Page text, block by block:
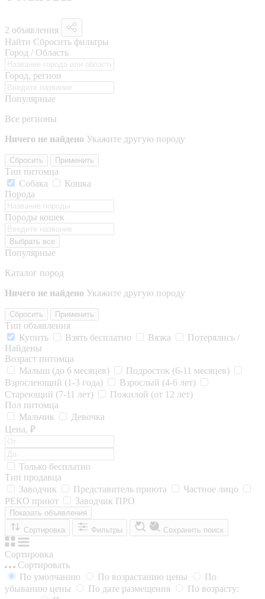
2 объявления
Найти Сбросить фильтры
Город / Область
Город, регион
Популярные
Все регионы
Ничего не найдено Укажите другую породу
Сбросить Применить
Тип питомца
Собака
Кошка
Порода
Породы кошек
Выбрать все
Популярные
Каталог пород
Ничего не найдено Укажите другую породу
Сбросить Применить
Тип объявления
Купить
Взять бесплатно Вязка
Потерялись /
Найдены
Возраст питомца
Малыш (до 6 месяцев)
Подросток (6-11 месяцев)
Взрослеющий (1-3 года)
Взрослый (4-6 лет)
Стареющий (7-11 лет)
Пожилой (от 12 лет)
Пол питомца
Мальчик
Девочка
Цена, ₽
Только бесплатно
Тип продавца
Заводчик
Представитель приюта
Частное лицо
РЕКО приют
Заводчик ПРО
Показать объявления
Сортировка
Фильтры Сохранить поиск
Сортировка
Сортировать
По умолчанию
По возрастанию цены
По
убыванию цены
По дате размещения
По возрасту: